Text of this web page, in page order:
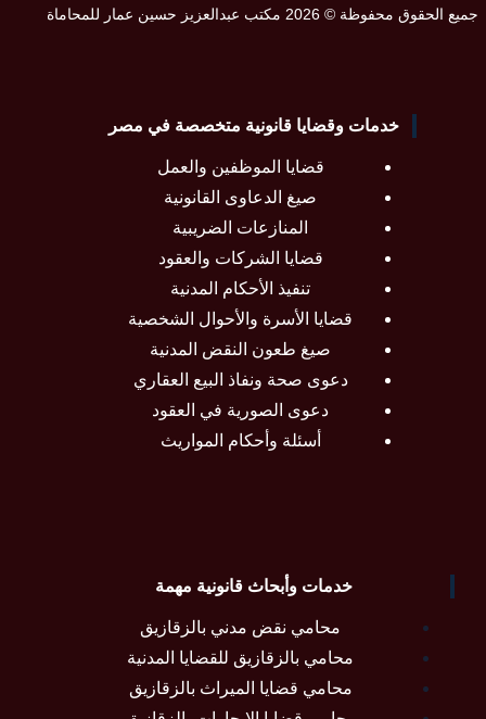
جميع الحقوق محفوظة © 2026 مكتب عبدالعزيز حسين عمار للمحاماة
خدمات وقضايا قانونية متخصصة في مصر
قضايا الموظفين والعمل
صيغ الدعاوى القانونية
المنازعات الضريبية
قضايا الشركات والعقود
تنفيذ الأحكام المدنية
قضايا الأسرة والأحوال الشخصية
صيغ طعون النقض المدنية
دعوى صحة ونفاذ البيع العقاري
دعوى الصورية في العقود
أسئلة وأحكام المواريث
خدمات وأبحاث قانونية مهمة
محامي نقض مدني بالزقازيق
محامي بالزقازيق للقضايا المدنية
محامي قضايا الميراث بالزقازيق